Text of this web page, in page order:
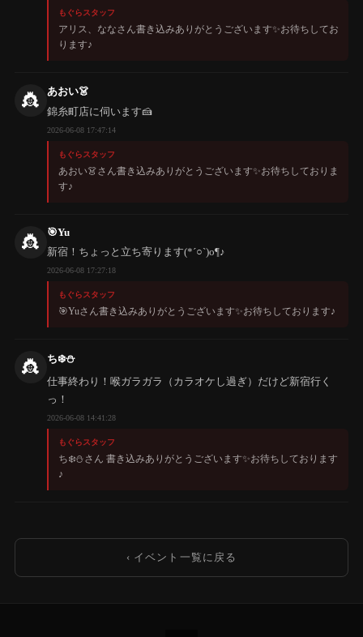
もぐらスタッフ
アリス、ななさん書き込みありがとうございます✨️お待ちしてお
ります♪
👸
あおい👗
錦糸町店に伺います🍰
2026-06-08 17:47:14
もぐらスタッフ
あおい👗さん書き込みありがとうございます✨️お待ちしておりま
す♪
👸
🎯Yu
新宿！ちょっと立ち寄ります(*´○`)o¶♪
2026-06-08 17:27:18
もぐらスタッフ
🎯Yuさん書き込みありがとうございます✨️お待ちしております♪
👸
ち❄️⛄️
仕事終わり！喉ガラガラ（カラオケし過ぎ）だけど新宿行く
っ！
2026-06-08 14:41:28
もぐらスタッフ
ち❄️⛄️さん 書き込みありがとうございます✨️お待ちしております
♪
‹ イベント一覧に戻る